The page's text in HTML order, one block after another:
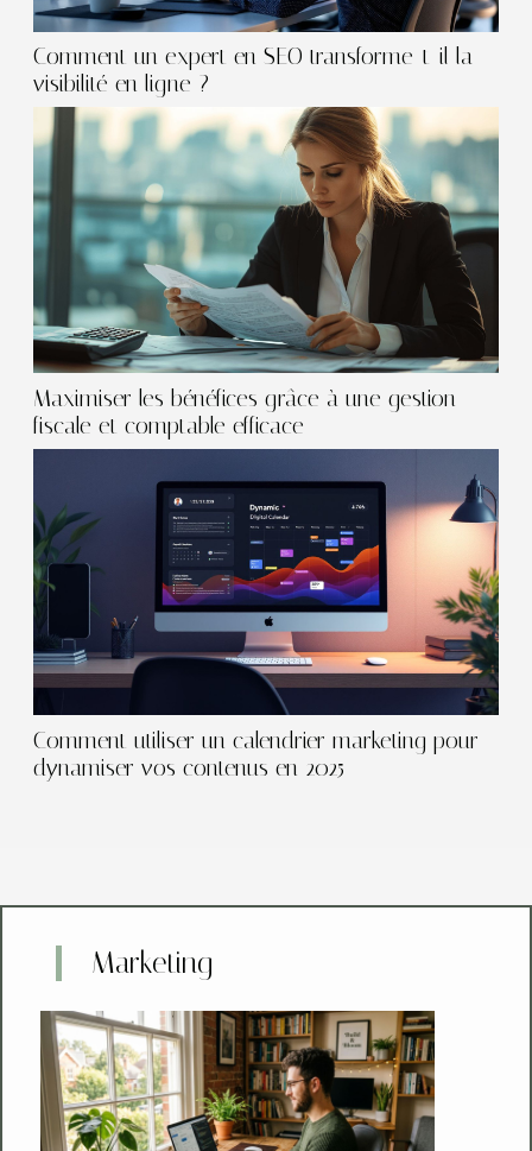
Comment un expert en SEO transforme-t-il la
visibilité en ligne ?
Maximiser les bénéfices grâce à une gestion
fiscale et comptable efficace
Comment utiliser un calendrier marketing pour
dynamiser vos contenus en 2025
Marketing